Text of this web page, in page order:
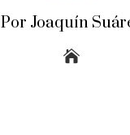
Por Joaquín